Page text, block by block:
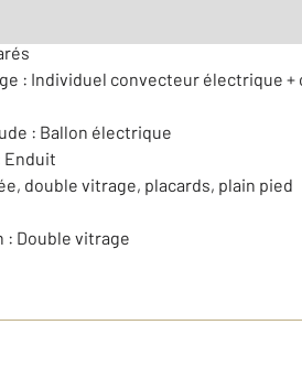
: Individuel convecteur électrique
: Ballon électrique
Enduit
double vitrage, placards, plain pied
: Double vitrage